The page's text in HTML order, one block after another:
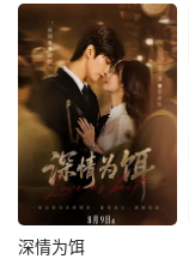
深情为饵